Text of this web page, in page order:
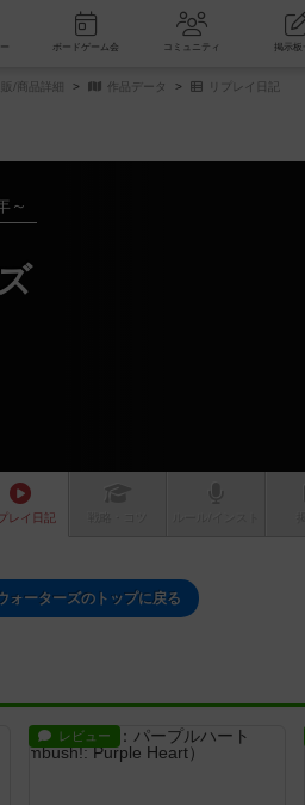
新着レビュー ボードゲーム会 コミュニティ
/商品詳細 作品データ リプレイ日記
～
レイ 日記
ォーターズのトップに戻る
レビュー